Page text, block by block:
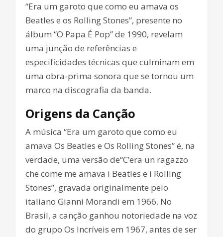
“Era um garoto que como eu amava os
Beatles e os Rolling Stones”, presente no
álbum “O Papa É Pop” de 1990, revelam
uma junção de referências e
especificidades técnicas que culminam em
uma obra-prima sonora que se tornou um
marco na discografia da banda.
Origens da Canção
A música “Era um garoto que como eu
amava Os Beatles e Os Rolling Stones” é, na
verdade, uma versão de“C’era un ragazzo
che come me amava i Beatles e i Rolling
Stones”, gravada originalmente pelo
italiano Gianni Morandi em 1966. No
Brasil, a canção ganhou notoriedade na voz
do grupo Os Incríveis em 1967, antes de ser